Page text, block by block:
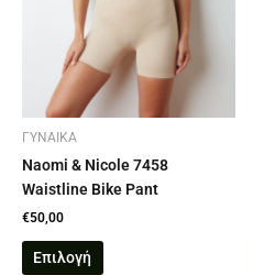
ΓΥΝΑΙΚΑ
Naomi & Nicole 7458
Waistline Bike Pant
€50,00
Επιλογή
μπορούν
να
επιλεγούν
στη
του
προϊόντος